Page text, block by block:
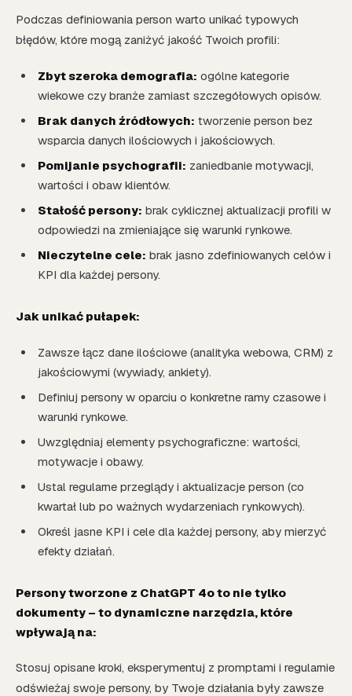
Podczas definiowania person warto unikać typowych
błędów, które mogą zaniżyć jakość Twoich profili:
Zbyt szeroka demografia: ogólne kategorie
wiekowe czy branże zamiast szczegółowych opisów.
Brak danych źródłowych: tworzenie person bez
wsparcia danych ilościowych i jakościowych.
Pomijanie psychografii: zaniedbanie motywacji,
wartości i obaw klientów.
Stałość persony: brak cyklicznej aktualizacji profili w
odpowiedzi na zmieniające się warunki rynkowe.
Nieczytelne cele: brak jasno zdefiniowanych celów i
KPI dla każdej persony.
Jak unikać pułapek:
Zawsze łącz dane ilościowe (analityka webowa, CRM) z
jakościowymi (wywiady, ankiety).
Definiuj persony w oparciu o konkretne ramy czasowe i
warunki rynkowe.
Uwzględniaj elementy psychograficzne: wartości,
motywacje i obawy.
Ustal regularne przeglądy i aktualizacje person (co
kwartał lub po ważnych wydarzeniach rynkowych).
Określ jasne KPI i cele dla każdej persony, aby mierzyć
efekty działań.
Persony tworzone z ChatGPT 4o to nie tylko
dokumenty – to dynamiczne narzędzia, które
wpływają na:
Stosuj opisane kroki, eksperymentuj z promptami i regularnie
odświeżaj swoje persony, by Twoje działania były zawsze